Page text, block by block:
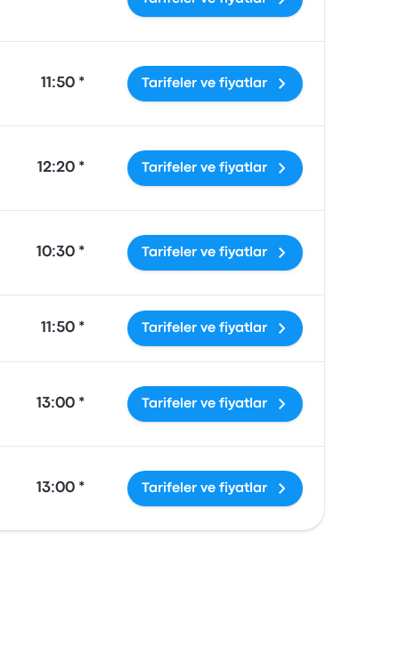
11:50 * Tarifeler ve fiyatlar
12:20 * Tarifeler ve fiyatlar
10:30 * Tarifeler ve fiyatlar
11:50 * Tarifeler ve fiyatlar
13:00 * Tarifeler ve fiyatlar
13:00 * Tarifeler ve fiyatlar